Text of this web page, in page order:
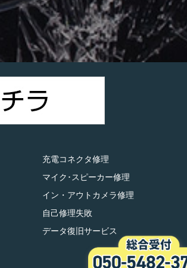
充電コネクタ修理
マイク･スピーカー修理
イン・アウトカメラ修理
自己修理失敗
データ復旧サービス